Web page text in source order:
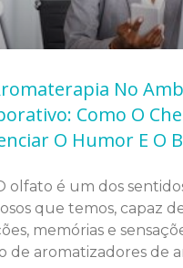
No
Como O
O Humor E O
olfato é um dos
que temos, capaz
memórias e
de aromatizadores de